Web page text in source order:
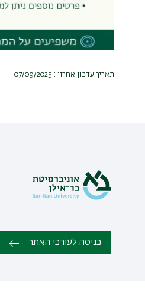
תאריך עדכון אחרון : 07/09/2025
כניסה לעורכי האתר